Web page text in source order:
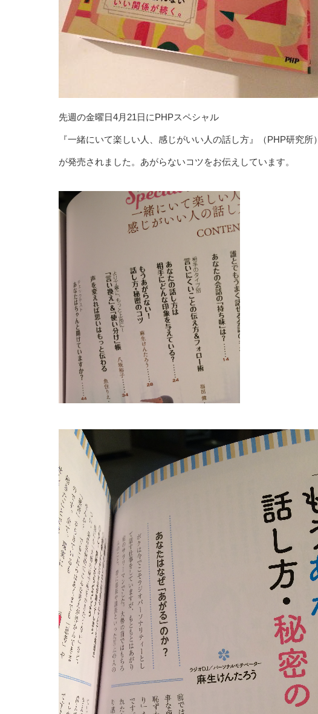
先週の金曜日4月21日にPHPスペシャル
『一緒にいて楽しい人、感じがいい人の話し方 』（PHP研究所）
が発売されました。あがらないコツをお伝えしています。